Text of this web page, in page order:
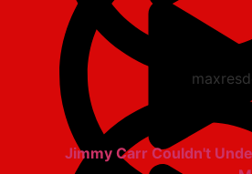
Jimmy Carr